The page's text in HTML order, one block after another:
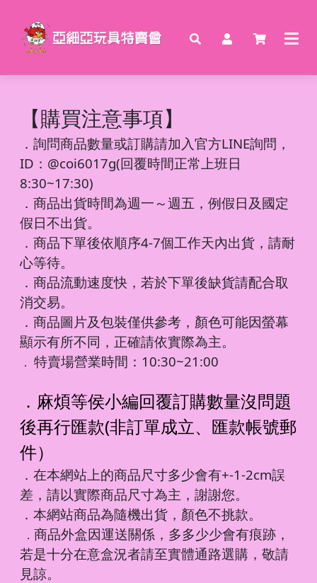
【購買注意事項】
． 詢問商品數量或訂購請加入官方LINE詢問，
ID：@coi6017g(回覆時間正常上班日
8:30~17:30)
．商品出貨時間為週一～週五，例假日及國定
假日不出貨。
．商品下單後依順序4-7個工作天內出貨，請耐
心等待。
．商品流動速度快，若於下單後缺貨請配合取
消交易。
．商品圖片及包裝僅供參考，顏色可能因螢幕
顯示有所不同，正確請依實際為主。
． 特賣場營業時間：10:30~21:00
．麻煩等侯小編回覆訂購數量沒問題
後再行匯款(非訂單成立、匯款帳號郵
件）
．在本網站上的商品尺寸多少會有+-1-2cm誤
差，請以實際商品尺寸為主，謝謝您。
．本網站商品為隨機出貨，顏色不挑款。
． 商品外盒因運送關係，多多少少會有痕跡，
若是十分在意盒況者請至實體通路選購，敬請
見諒。